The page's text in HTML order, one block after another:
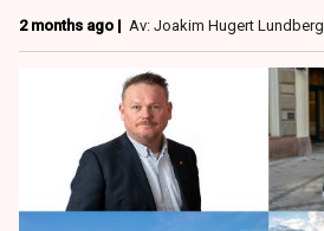
2 months ago | Av: Joakim Hugert Lundberg